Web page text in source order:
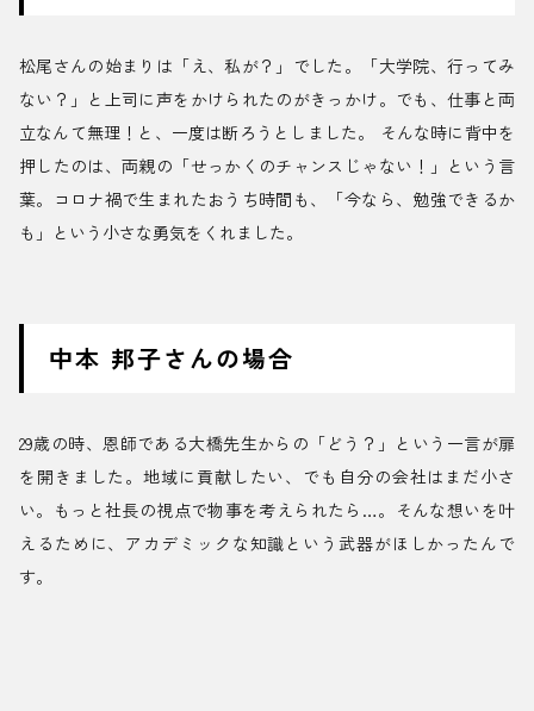
松尾さんの始まりは「え、私が？」でした。「大学院、行ってみ
ない？」と上司に声をかけられたのがきっかけ。でも、仕事と両
立なんて無理！と、一度は断ろうとしました。 そんな時に背中を
押したのは、両親の「せっかくのチャンスじゃない！」という言
葉。コロナ禍で生まれたおうち時間も、「今なら、勉強できるか
も」という小さな勇気をくれました。
中本 邦子さんの場合
29歳の時、恩師である大橋先生からの「どう？」という一言が扉
を開きました。地域に貢献したい、でも自分の会社はまだ小さ
い。もっと社長の視点で物事を考えられたら…。そんな想いを叶
えるために、アカデミックな知識という武器がほしかったんで
す。